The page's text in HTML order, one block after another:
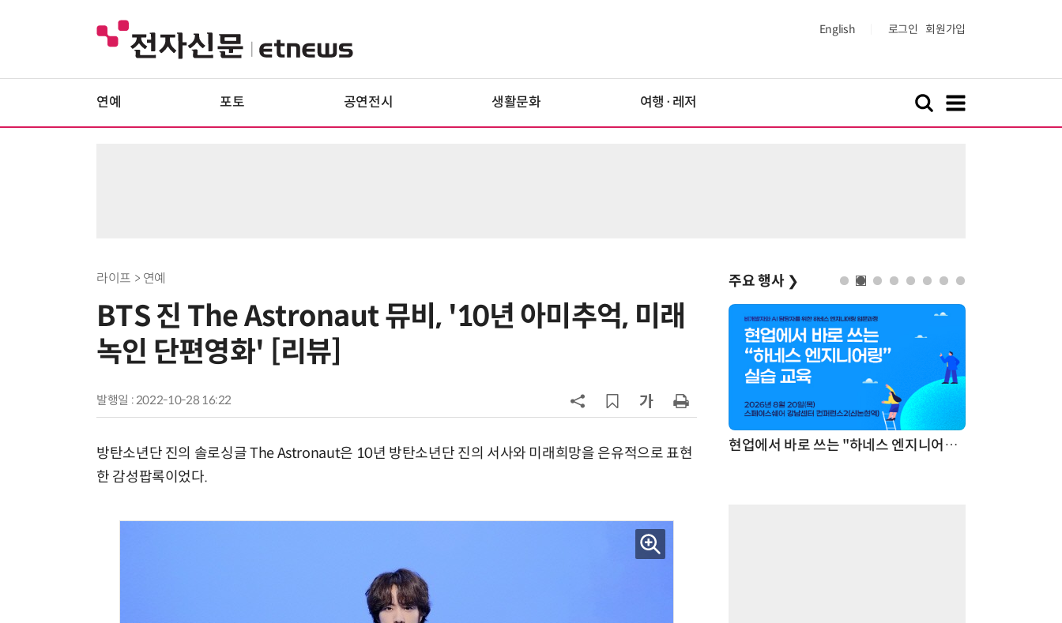
English 로그인 회원가입
연예 포토 공연전시 생활문화 여행·레저
라이프 > 연예
BTS 진 The Astronaut 뮤비, '10년 아미추억, 미래
녹인 단편영화' [리뷰]
발행일 : 2022-10-28 16:22
방탄소년단 진의 솔로싱글 The Astronaut은 10년 방탄소년단 진의 서사와 미래희망을 은유적으로 표현
한 감성팝록이었다.
주요 행사 ❯
양자컴퓨팅 비즈니스·기술 입문 1-Day 워크샵 - 큐비트·양자 알고리듬·Qiskit 실습으로 이해하는 차세대 현업에서 바로 쓰는 "하네스 엔지니어링" 실습 교육